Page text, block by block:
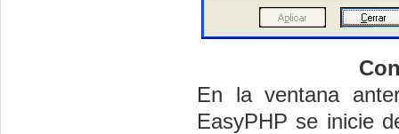
En la ventana
EasyPHP se inicie